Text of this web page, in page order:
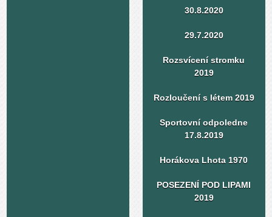
30.8.2020
29.7.2020
Rozsvícení stromku
2019
Rozloučení s létem 2019
Sportovní odpoledne
17.8.2019
Horákova Lhota 1970
POSEZENÍ POD LIPAMI
2019